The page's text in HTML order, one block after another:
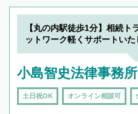
19時以降
を加え
【丸の内駅徒歩1分】相続ト
ットワーク軽くサポートいた
小島智史法律事務所
土日祝OK オンライン相談可